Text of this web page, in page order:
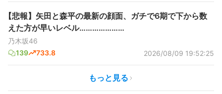
【悲報】矢田と森平の最新の顔面、ガチで6期で下から数
えた方が早いレベル…………………
乃木坂46
139
733.8 2026/08/09 19:52:25
もっと見る